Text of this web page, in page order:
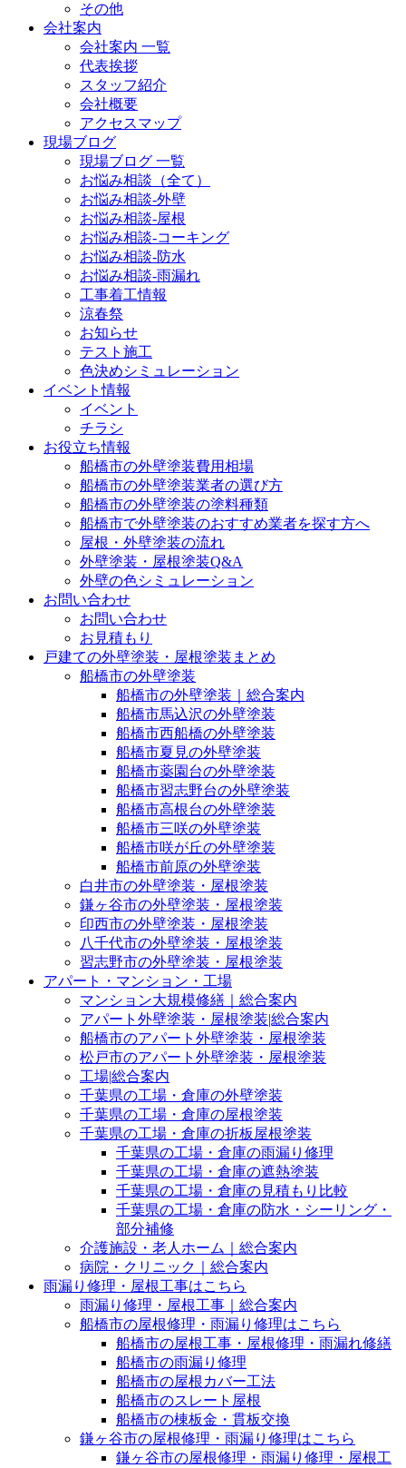
その他
会社案内
会社案内 一覧
代表挨拶
スタッフ紹介
会社概要
アクセスマップ
現場ブログ
現場ブログ 一覧
お悩み相談（全て）
お悩み相談-外壁
お悩み相談-屋根
お悩み相談-コーキング
お悩み相談-防水
お悩み相談-雨漏れ
工事着工情報
涼春祭
お知らせ
テスト施工
色決めシミュレーション
イベント情報
イベント
チラシ
お役立ち情報
船橋市の外壁塗装費用相場
船橋市の外壁塗装業者の選び方
船橋市の外壁塗装の塗料種類
船橋市で外壁塗装のおすすめ業者を探す方へ
屋根・外壁塗装の流れ
外壁塗装・屋根塗装Q&A
外壁の色シミュレーション
お問い合わせ
お問い合わせ
お見積もり
戸建ての外壁塗装・屋根塗装まとめ
船橋市の外壁塗装
船橋市の外壁塗装｜総合案内
船橋市馬込沢の外壁塗装
船橋市西船橋の外壁塗装
船橋市夏見の外壁塗装
船橋市薬園台の外壁塗装
船橋市習志野台の外壁塗装
船橋市高根台の外壁塗装
船橋市三咲の外壁塗装
船橋市咲が丘の外壁塗装
船橋市前原の外壁塗装
白井市の外壁塗装・屋根塗装
鎌ヶ谷市の外壁塗装・屋根塗装
印西市の外壁塗装・屋根塗装
八千代市の外壁塗装・屋根塗装
習志野市の外壁塗装・屋根塗装
アパート・マンション・工場
マンション大規模修繕｜総合案内
アパート外壁塗装・屋根塗装|総合案内
船橋市のアパート外壁塗装・屋根塗装
松戸市のアパート外壁塗装・屋根塗装
工場|総合案内
千葉県の工場・倉庫の外壁塗装
千葉県の工場・倉庫の屋根塗装
千葉県の工場・倉庫の折板屋根塗装
千葉県の工場・倉庫の雨漏り修理
千葉県の工場・倉庫の遮熱塗装
千葉県の工場・倉庫の見積もり比較
千葉県の工場・倉庫の防水・シーリング・
部分補修
介護施設・老人ホーム｜総合案内
病院・クリニック｜総合案内
雨漏り修理・屋根工事はこちら
雨漏り修理・屋根工事｜総合案内
船橋市の屋根修理・雨漏り修理はこちら
船橋市の屋根工事・屋根修理・雨漏れ修繕
船橋市の雨漏り修理
船橋市の屋根カバー工法
船橋市のスレート屋根
船橋市の棟板金・貫板交換
鎌ヶ谷市の屋根修理・雨漏り修理はこちら
鎌ヶ谷市の屋根修理・雨漏り修理・屋根工